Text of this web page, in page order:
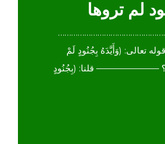
لم تروها
تعالى: (وَأَيَّدَهُ بِجُنُودٍ لَمْ
——————— قلنا: (بِجُنُودٍ